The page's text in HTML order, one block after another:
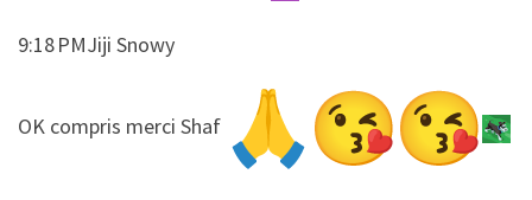
9:18 PMJiji Snowy
​​OK compris merci Shaf